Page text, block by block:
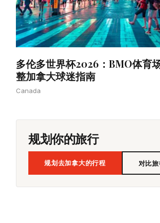
多伦多世界杯2026：BMO体育
整加拿大球迷指南
Canada
规划你的旅行
规划去加拿大的行程 对比